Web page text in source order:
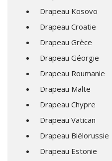
Drapeau Kosovo
Drapeau Croatie
Drapeau Grèce
Drapeau Géorgie
Drapeau Roumanie
Drapeau Malte
Drapeau Chypre
Drapeau Vatican
Drapeau Biélorussie
Drapeau Estonie